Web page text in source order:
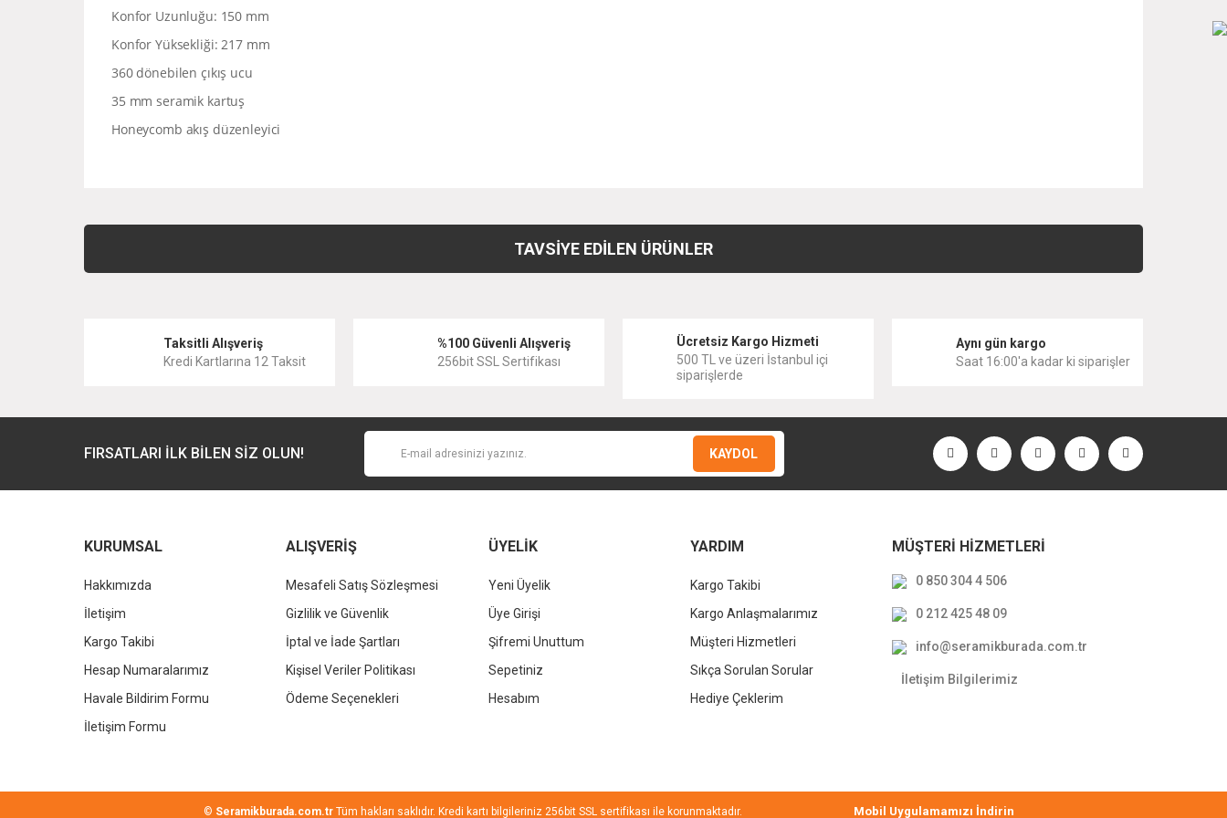
Konfor Uzunluğu: 150 mm
Konfor Yüksekliği: 217 mm
360 dönebilen çıkış ucu
35 mm seramik kartuş
Honeycomb akış düzenleyici
Yorum Yaz
Ürün resmi kalitesiz, bozuk veya görüntülenemiyor.
Ürün bilgilerinde hatalar bulunuyor.
Bu ürüne benzer farklı alternatifler olmalı.
TAVSİYE EDİLEN ÜRÜNLER
KALE
7.586,46 TL
12.042,00 TL 13.236,00 TL
Kale Dove 2.0 Oval Çanak Lavabo Beyaz 70x40cm
%37
Taksitli Alışveriş
Kredi Kartlarına 12 Taksit
%100 Güvenli Alışveriş
256bit SSL Sertifikası
Ücretsiz Kargo Hizmeti
500 TL ve üzeri İstanbul içi
siparişlerde
Aynı gün kargo
Saat 16:00'a kadar ki siparişler
FIRSATLARI İLK BİLEN SİZ OLUN! KAYDOL
KURUMSAL
Hakkımızda
İletişim
Kargo Takibi
Hesap Numaralarımız
Havale Bildirim Formu
İletişim Formu
ALIŞVERİŞ
Mesafeli Satış Sözleşmesi
Gizlilik ve Güvenlik
İptal ve İade Şartları
Kişisel Veriler Politikası
Ödeme Seçenekleri
ÜYELİK
Yeni Üyelik
Üye Girişi
Şifremi Unuttum
Sepetiniz
Hesabım
YARDIM
Kargo Takibi
Kargo Anlaşmalarımız
Müşteri Hizmetleri
Sıkça Sorulan Sorular
Hediye Çeklerim
MÜŞTERİ HİZMETLERİ
0 850 304 4 506
0 212 425 48 09
info@seramikburada.com.tr
İletişim Bilgilerimiz
© Seramikburada.com.tr Tüm hakları saklıdır. Kredi kartı bilgileriniz 256bit SSL sertifikası ile korunmaktadır. Mobil Uygulamamızı İndirin